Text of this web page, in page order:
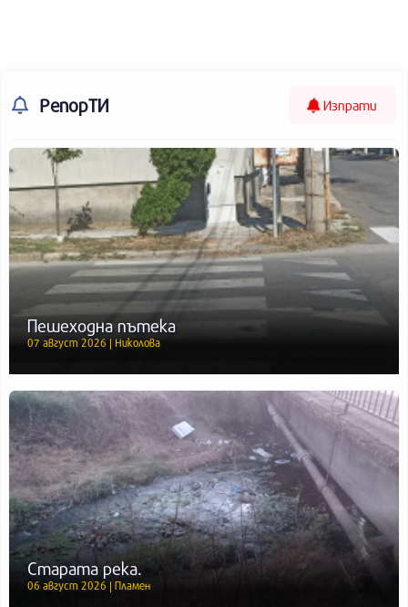
РепорТИ Изпрати
Пешеходна пътека
07 август 2026 | Николова
Старата река.
06 август 2026 | Пламен